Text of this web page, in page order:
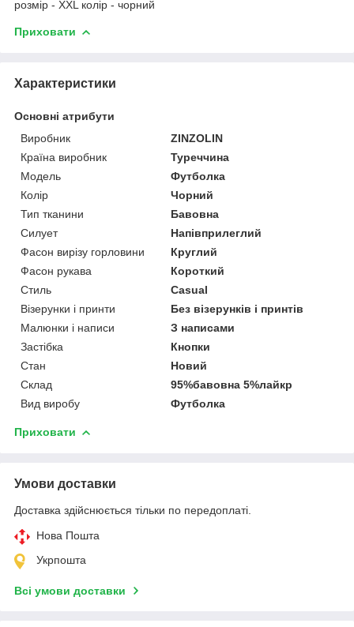
розмір - XXL колір - чорний
Приховати
Характеристики
Основні атрибути
Виробник
ZINZOLIN
Країна виробник
Туреччина
Модель
Футболка
Колір
Чорний
Тип тканини
Бавовна
Силует
Напівприлеглий
Фасон вирізу горловини
Круглий
Фасон рукава
Короткий
Стиль
Casual
Візерунки і принти
Без візерунків і принтів
Малюнки і написи
З написами
Застібка
Кнопки
Стан
Новий
Склад
95%бавовна 5%лайкр
Вид виробу
Футболка
Приховати
Умови доставки
Доставка здійснюється тільки по передоплаті.
Нова Пошта
Укрпошта
Всі умови доставки